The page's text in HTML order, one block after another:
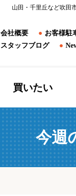
山田・千里丘など吹田
会社概要 お客様駐
スタッフブログ
買いたい
今週